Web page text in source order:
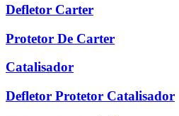
Defletor Carter
Protetor De Carter
Catalisador
Defletor Protetor Catalisador